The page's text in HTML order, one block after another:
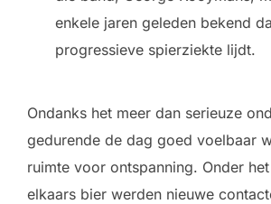
enkele jaren geleden bekend
progressieve spierziekte lijdt.
Ondanks het meer dan serieuze
gedurende de dag goed voelbaar
ruimte voor ontspanning. Onder
elkaars bier werden nieuwe